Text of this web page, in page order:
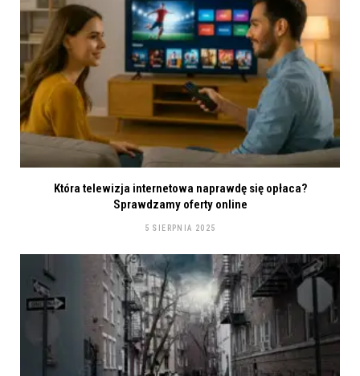
Która telewizja internetowa naprawdę się opłaca?
Sprawdzamy oferty online
5 SIERPNIA 2025